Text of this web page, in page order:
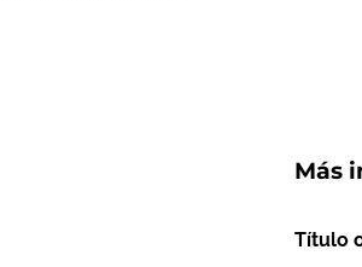
Más
Título